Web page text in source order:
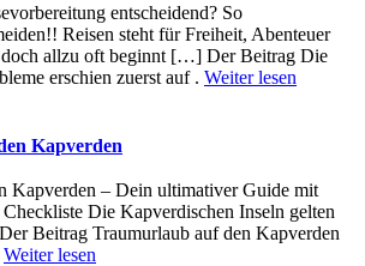
entscheidend? So
Reisen steht für Freiheit, Abenteuer
doch allzu oft beginnt […] Der Beitrag Die
erschien zuerst auf . Weiter lesen
Kapverden
Kapverden – Dein ultimativer Guide mit
Die Kapverdischen Inseln gelten
Beitrag Traumurlaub auf den Kapverden
Weiter lesen